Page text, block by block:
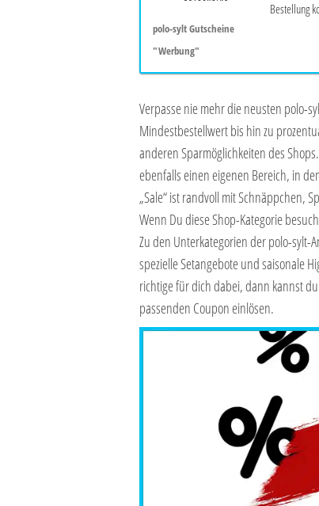
polo-sylt Gutscheine
"Werbung"
Bestellung
Verpasse nie mehr die neusten polo-
Mindestbestellwert bis hin zu
anderen Sparmöglichkeiten des
ebenfalls einen eigenen Bereich, in
„Sale“ ist randvoll mit Schnäppchen,
Wenn Du diese Shop-Kategorie
Zu den Unterkategorien der polo-sylt-
spezielle Setangebote und saisonale
richtige für dich dabei, dann kannst
passenden Coupon einlösen.